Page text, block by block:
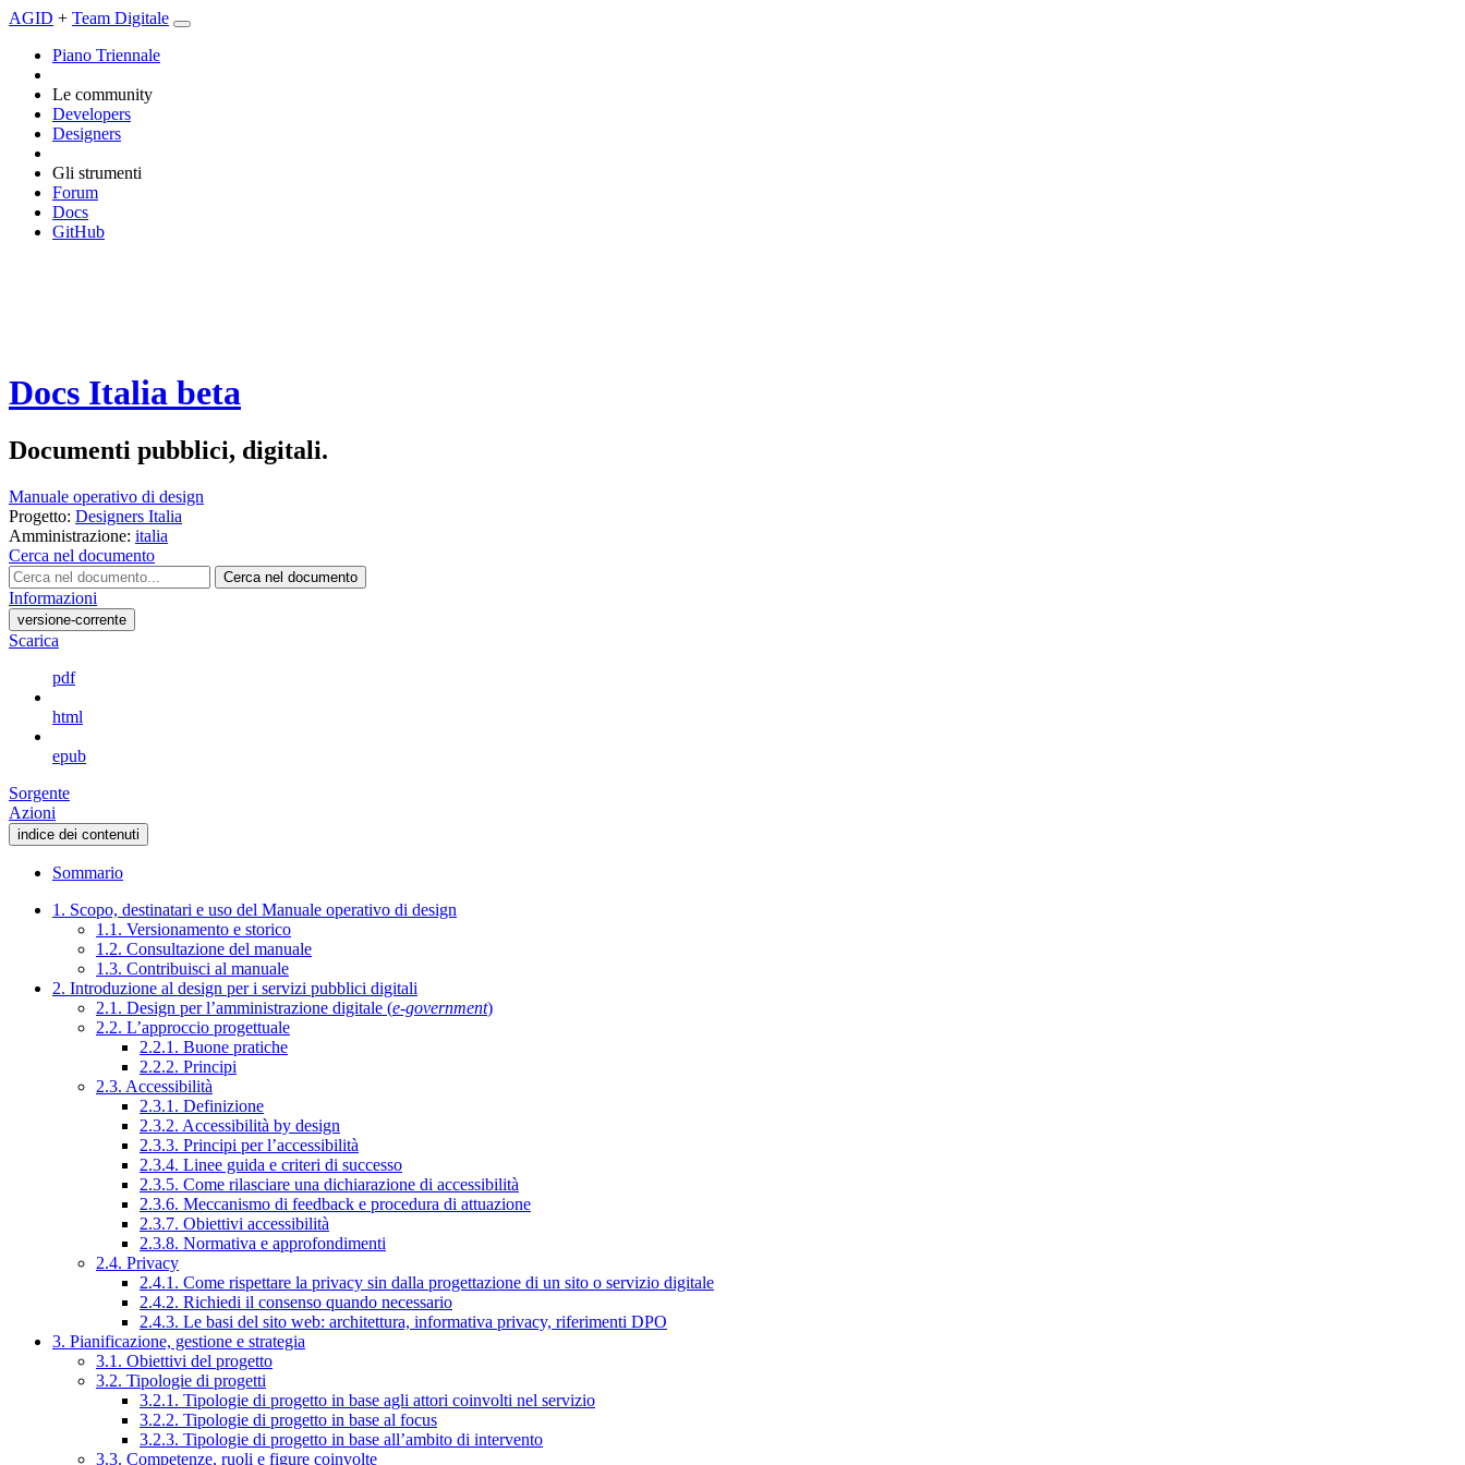
AGID + Team Digitale
Piano Triennale
Le community
Developers
Designers
Gli strumenti
Forum
Docs
GitHub
Docs Italia beta
Documenti pubblici, digitali.
Manuale operativo di design
Progetto: Designers Italia
Amministrazione: italia
Cerca nel documento
Cerca nel documento
Informazioni
versione-corrente
Scarica
pdf
html
epub
Sorgente
Azioni
indice dei contenuti
Sommario
1. Scopo, destinatari e uso del Manuale operativo di design
1.1. Versionamento e storico
1.2. Consultazione del manuale
1.3. Contribuisci al manuale
2. Introduzione al design per i servizi pubblici digitali
2.1. Design per l’amministrazione digitale (e-government)
2.2. L’approccio progettuale
2.2.1. Buone pratiche
2.2.2. Principi
2.3. Accessibilità
2.3.1. Definizione
2.3.2. Accessibilità by design
2.3.3. Principi per l’accessibilità
2.3.4. Linee guida e criteri di successo
2.3.5. Come rilasciare una dichiarazione di accessibilità
2.3.6. Meccanismo di feedback e procedura di attuazione
2.3.7. Obiettivi accessibilità
2.3.8. Normativa e approfondimenti
2.4. Privacy
2.4.1. Come rispettare la privacy sin dalla progettazione di un sito o servizio digitale
2.4.2. Richiedi il consenso quando necessario
2.4.3. Le basi del sito web: architettura, informativa privacy, riferimenti DPO
3. Pianificazione, gestione e strategia
3.1. Obiettivi del progetto
3.2. Tipologie di progetti
3.2.1. Tipologie di progetto in base agli attori coinvolti nel servizio
3.2.2. Tipologie di progetto in base al focus
3.2.3. Tipologie di progetto in base all’ambito di intervento
3.3. Competenze, ruoli e figure coinvolte